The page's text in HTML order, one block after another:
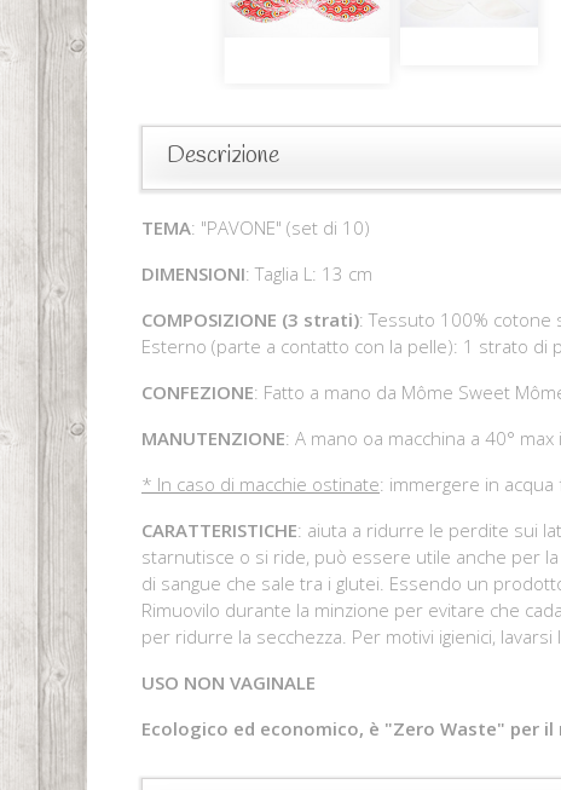
Descrizione
TEMA: "PAVONE" (set di 10)
DIMENSIONI: Taglia L: 13 cm
COMPOSIZIONE (3 strati): Tessuto 100% cotone
Esterno (parte a contatto con la pelle): 1 strato di
CONFEZIONE: Fatto a mano da Môme Sweet
MANUTENZIONE: A mano oa macchina a 40°
* In caso di macchie ostinate: immergere in
CARATTERISTICHE: aiuta a ridurre le perdite sui
starnutisce o si ride, può essere utile anche per
di sangue che sale tra i glutei. Essendo un
Rimuovilo durante la minzione per evitare che
per ridurre la secchezza. Per motivi igienici, lavarsi
USO NON VAGINALE
Ecologico ed economico, è "Zero Waste" per